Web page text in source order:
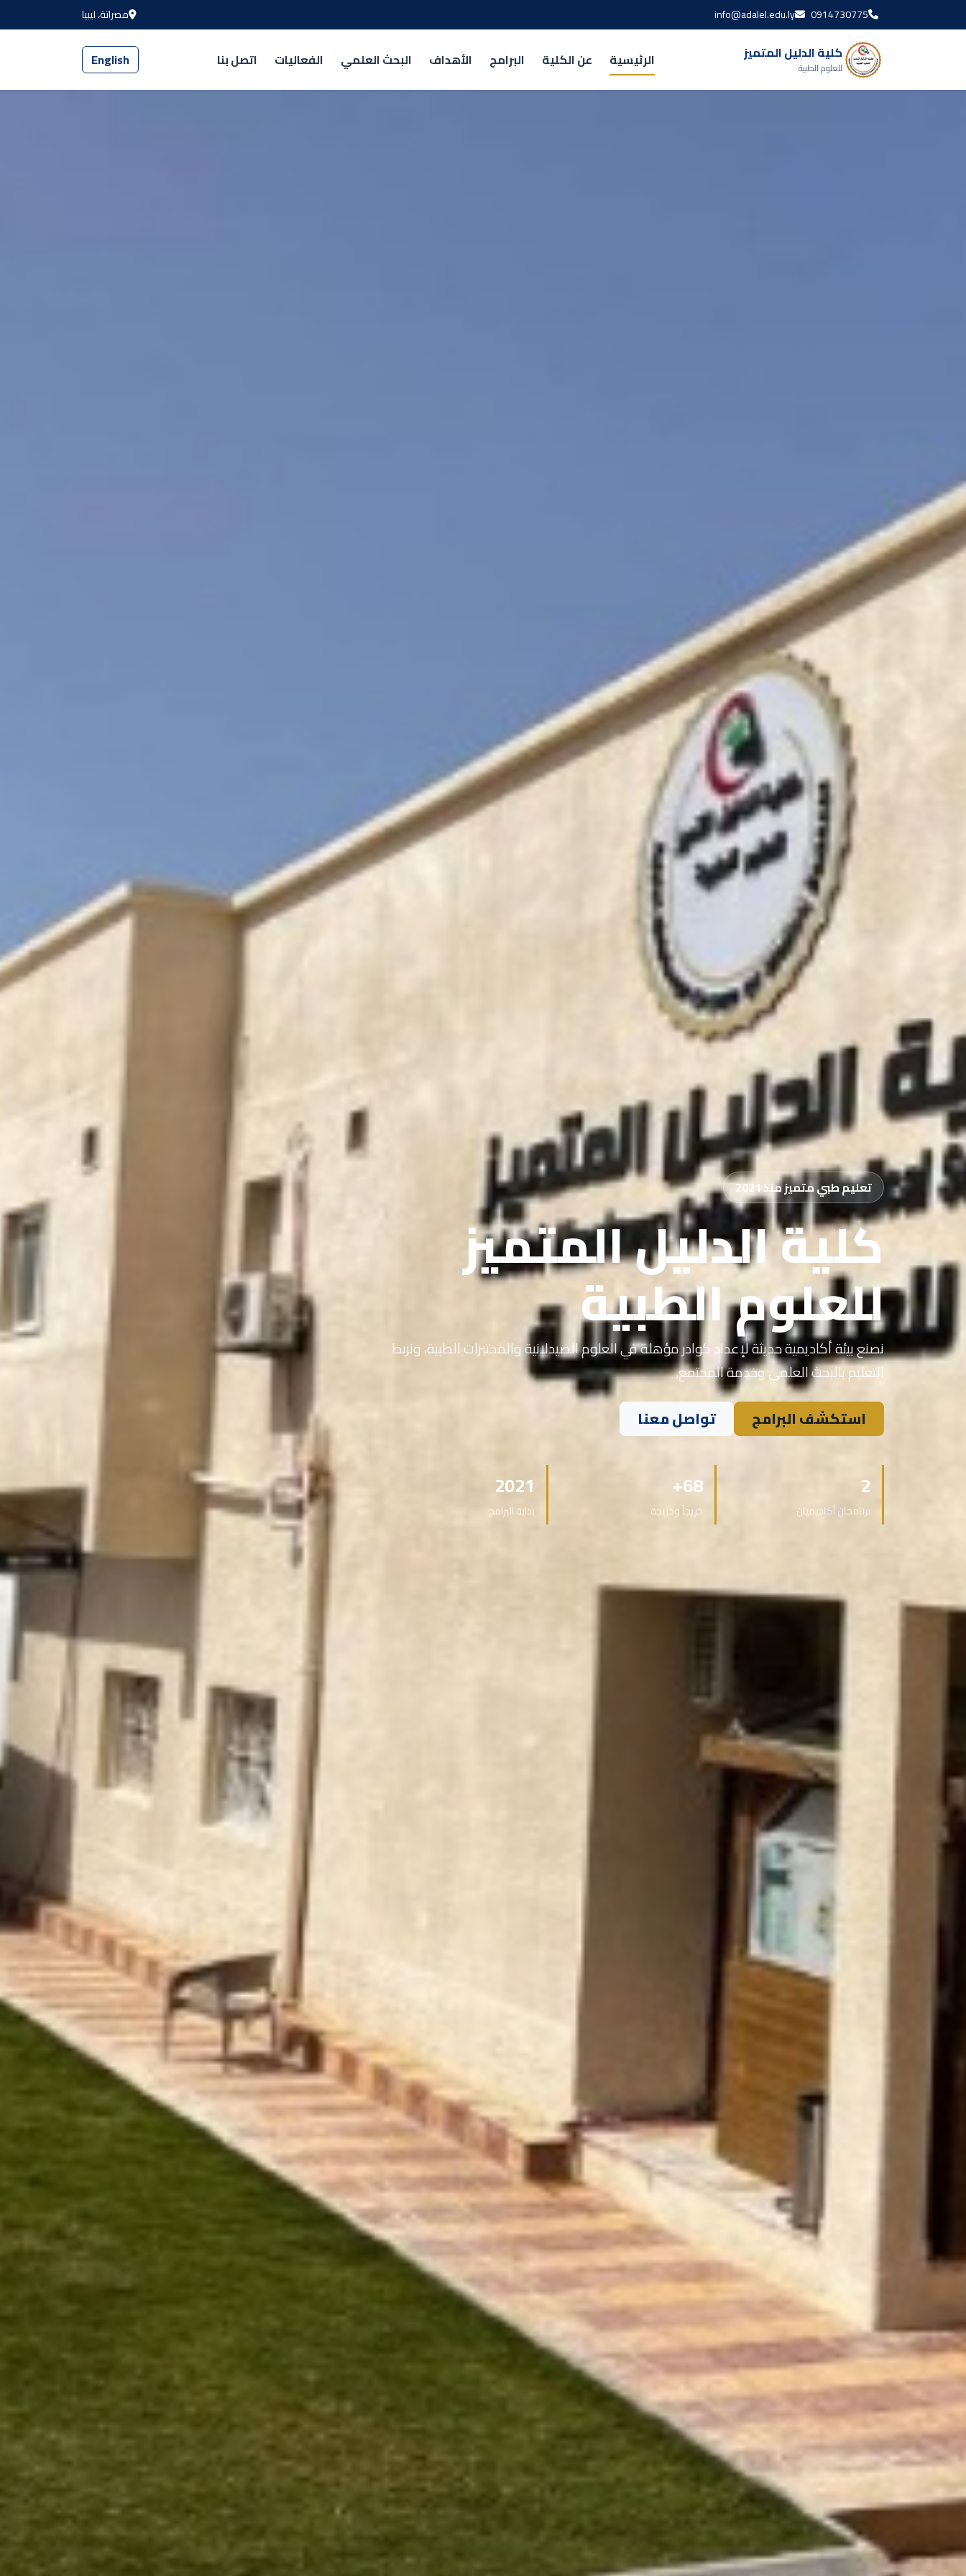
0914730775
info@adalel.edu.ly مصراتة، ليبيا
كلية الدليل المتميز
للعلوم الطبية الرئيسية عن الكلية البرامج الأهداف البحث العلمي الفعاليات اتصل بنا English
تعليم طبي متميز منذ 2021
كلية الدليل المتميز
للعلوم الطبية
نصنع بيئة أكاديمية حديثة لإعداد كوادر مؤهلة في العلوم الصيدلانية والمختبرات الطبية، ونربط
التعليم بالبحث العلمي وخدمة المجتمع.
استكشف البرامج تواصل معنا
2
برنامجان أكاديميان
68+
خريجاً وخريجة
2021
بداية البرامج